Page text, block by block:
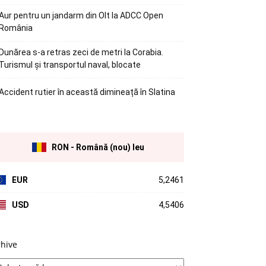
pentru un jandarm din Olt la ADCC Open
s-a retras zeci de metri la Corabia.
și transportul naval, blocate
rutier în această dimineață în Slatina
RON - Română (nou) leu
EUR 5,2461
USD 4,5406